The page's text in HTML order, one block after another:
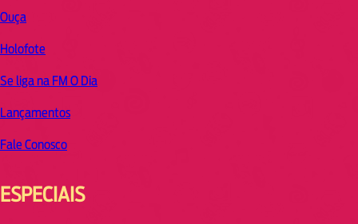
Ouça
Holofote
Se liga na FM O Dia
Lançamentos
Fale Conosco
ESPECIAIS